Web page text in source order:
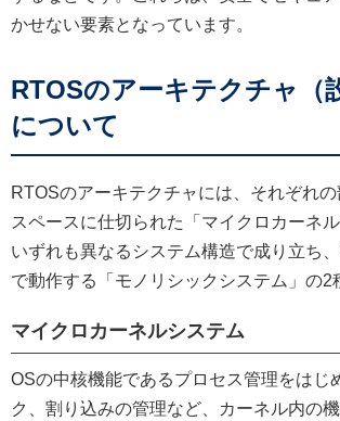
かせない要素となっています。
RTOSのアーキテクチャ（
について
RTOSのアーキテクチャには、それぞれ
スペースに仕切られた「マイクロカーネル
いずれも異なるシステム構造で成り立ち
で動作する「モノリシックシステム」の2
マイクロカーネルシステム
OSの中核機能であるプロセス管理をはじ
ク、割り込みの管理など、カーネル内の